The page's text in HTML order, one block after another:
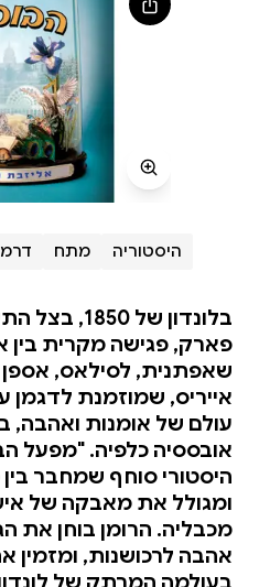
היסטוריה מתח
בלונדון של
פארק, פגישה מקרית בין
שאפתנית, לסילאס,
אייריס, שמוזמנת לדגמן
עולם של אומנות
אובססיה כלפיה. "מפעל
היסטורי סוחף שמחבר
ומגולל את מאבקה של
מכבליה. הרומן בוחן את
אהבה לרכושנות, ומזמין